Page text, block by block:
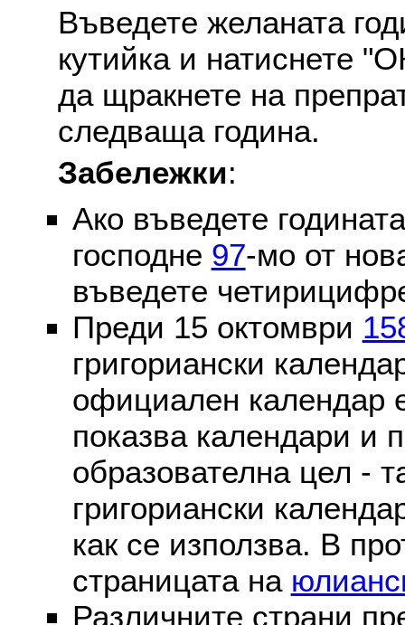
Въведете желаната
кутийка и натиснете
да щракнете на
следваща година.
Забележки:
Ако въведете
господне 97-мо от
въведете
Преди 15 октомври
григориански
официален календар
показва календари и
образователна цел -
григориански
как се използва. В
страницата на
Различните страни